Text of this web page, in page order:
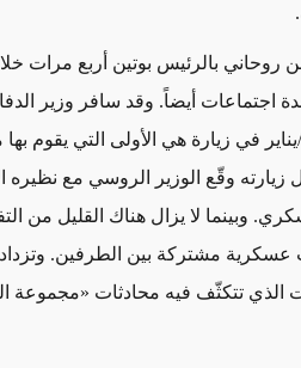
بالرئيس بوتين أربع مرات
اجتماعات أيضاً. وقد سافر وزير
في زيارة هي الأولى التي يقوم
وقّع الوزير الروسي مع نظيره
وبينما لا يزال هناك القليل من
عسكرية مشتركة بين الطرفين. وتزداد
الذي تتكثّف فيه محادثات «مجموعة